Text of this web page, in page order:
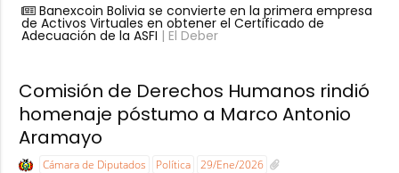
Banexcoin Bolivia se convierte en la primera empresa
de Activos Virtuales en obtener el Certificado de
Adecuación de la ASFI | El Deber
Comisión de Derechos Humanos rindió
homenaje póstumo a Marco Antonio
Aramayo
Cámara de Diputados Política 29/Ene/2026